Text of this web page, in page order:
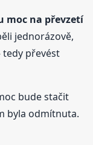
moc na převzetí
jednorázově,
tedy převést
bude stačit
byla odmítnuta.